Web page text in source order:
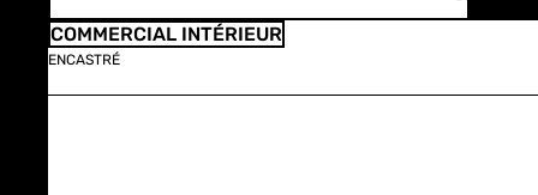
COMMERCIAL INTÉRIEUR
ENCASTRÉ